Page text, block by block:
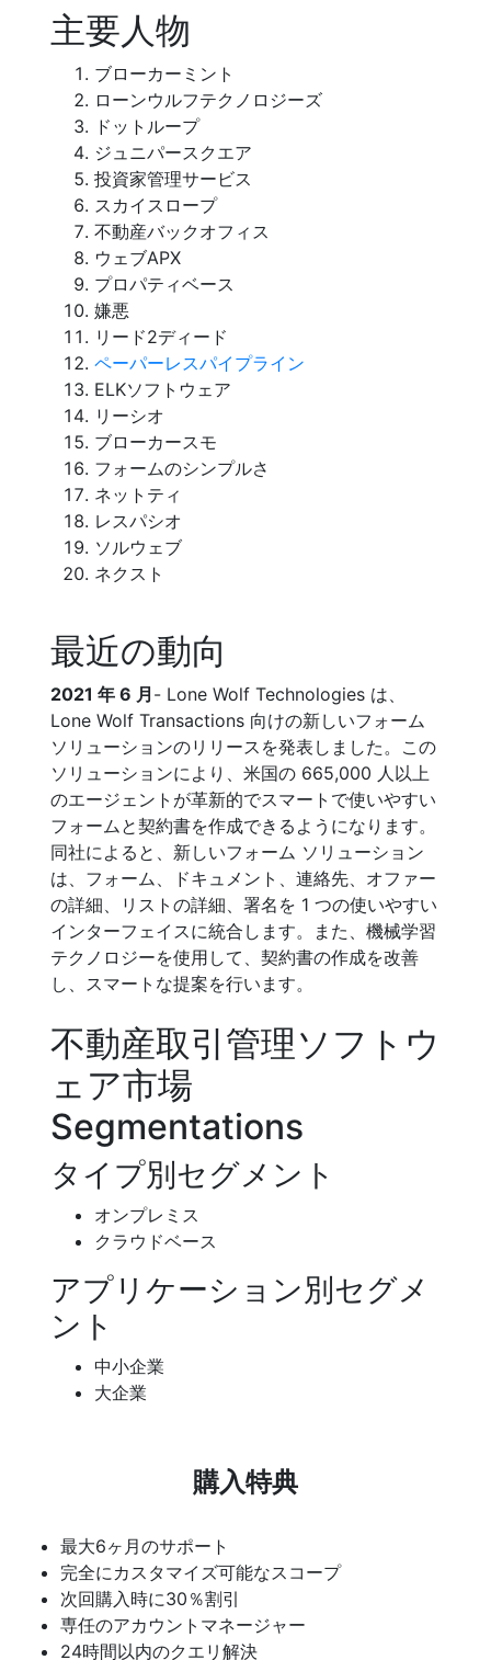
主要人物
ブローカーミント
ローンウルフテクノロジーズ
ドットループ
ジュニパースクエア
投資家管理サービス
スカイスロープ
不動産バックオフィス
ウェブAPX
プロパティベース
嫌悪
リード2ディード
ペーパーレスパイプライン
ELKソフトウェア
リーシオ
ブローカースモ
フォームのシンプルさ
ネットティ
レスパシオ
ソルウェブ
ネクスト
最近の動向
2021 年 6 月 - Lone Wolf Technologies は、
Lone Wolf Transactions 向けの新しいフォーム
ソリューションのリリースを発表しました。この
ソリューションにより、米国の 665,000 人以上
のエージェントが革新的でスマートで使いやすい
フォームと契約書を作成できるようになります。
同社によると、新しいフォーム ソリューション
は、フォーム、ドキュメント、連絡先、オファー
の詳細、リストの詳細、署名を 1 つの使いやすい
インターフェイスに統合します。また、機械学習
テクノロジーを使用して、契約書の作成を改善
し、スマートな提案を行います。
不動産取引管理ソフトウ
ェア市場
Segmentations
タイプ別セグメント
オンプレミス
クラウドベース
アプリケーション別セグメ
ント
中小企業
大企業
購入特典
最大6ヶ月のサポート
完全にカスタマイズ可能なスコープ
次回購入時に30％割引
専任のアカウントマネージャー
24時間以内のクエリ解決